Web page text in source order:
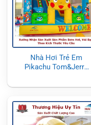
Nhà Hơi Trẻ Em
Pikachu Tom&Jerry
Em, Nhà Hơi Lâu Đài,
xuất theo yêu cầu